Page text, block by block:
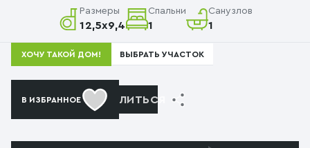
Размеры
12,5x9,4
Спальни
1
Санузлов
1
ХОЧУ ТАКОЙ ДОМ! ВЫБРАТЬ УЧАСТОК
В ИЗБРАННОЕ ПОДЕЛИТЬСЯ